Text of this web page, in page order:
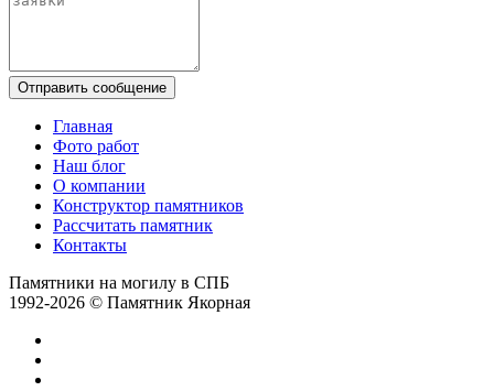
Отправить сообщение
Главная
Фото работ
Наш блог
О компании
Конструктор памятников
Рассчитать памятник
Контакты
Памятники на могилу в СПБ
1992-2026 © Памятник Якорная